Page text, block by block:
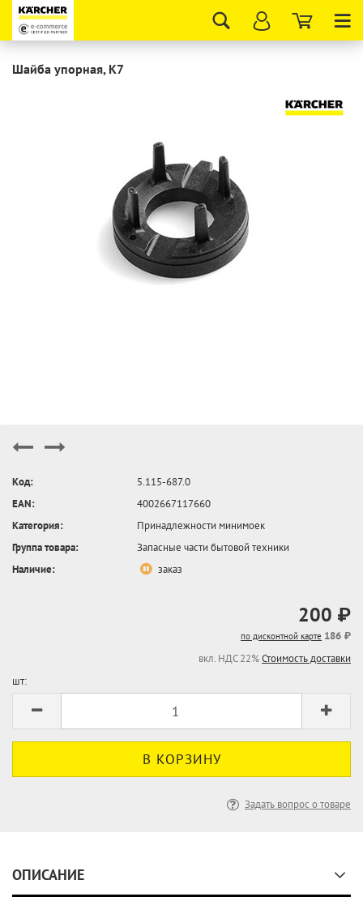
Шайба упорная, K7
Код:
5.115-687.0
EAN:
4002667117660
Категория:
Принадлежности минимоек
Группа товара:
Запасные части бытовой техники
Наличие:
заказ
200 ₽
по дисконтной карте 186 ₽
вкл. НДС 22%Стоимость доставки
шт:
Задать вопрос о товаре
ОПИСАНИЕ